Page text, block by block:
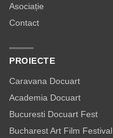
Asociație
Contact
PROIECTE
Caravana Docuart
Academia Docuart
Bucuresti Docuart Fest
Bucharest Art Film Festival